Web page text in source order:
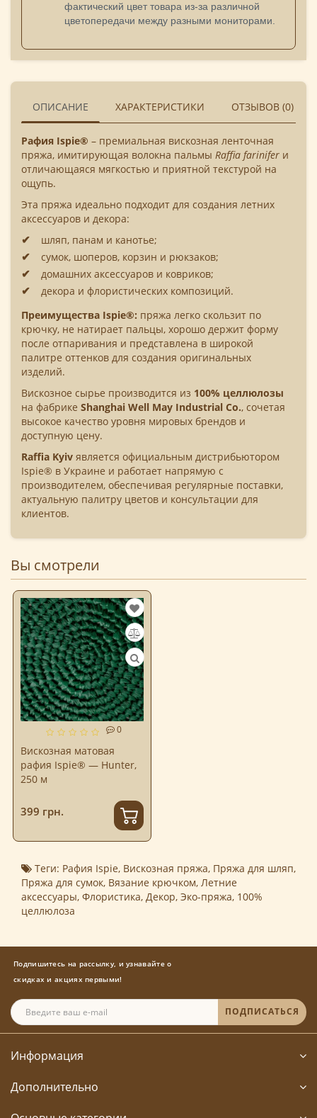
фактический цвет товара из-за различной
цветопередачи между разными мониторами.
ОПИСАНИЕ ХАРАКТЕРИСТИКИ ОТЗЫВОВ (0)
Рафия Ispie® – премиальная вискозная ленточная
пряжа, имитирующая волокна пальмы Raffia farinifer и
отличающаяся мягкостью и приятной текстурой на
ощупь.
Эта пряжа идеально подходит для создания летних
аксессуаров и декора:
шляп, панам и канотье;
сумок, шоперов, корзин и рюкзаков;
домашних аксессуаров и ковриков;
декора и флористических композиций.
Преимущества Ispie®: пряжа легко скользит по
крючку, не натирает пальцы, хорошо держит форму
после отпаривания и представлена в широкой
палитре оттенков для создания оригинальных
изделий.
Вискозное сырье производится из 100% целлюлозы
на фабрике Shanghai Well May Industrial Co., сочетая
высокое качество уровня мировых брендов и
доступную цену.
Raffia Kyiv является официальным дистрибьютором
Ispie® в Украине и работает напрямую с
производителем, обеспечивая регулярные поставки,
актуальную палитру цветов и консультации для
клиентов.
Вы смотрели
0
Вискозная матовая
рафия Ispie® — Hunter,
250 м
399 грн.
Теги: Рафия Ispie, Вискозная пряжа, Пряжа для шляп,
Пряжа для сумок, Вязание крючком, Летние
аксессуары, Флористика, Декор, Эко-пряжа, 100%
целлюлоза
Подпишитесь на рассылку, и узнавайте о
скидках и акциях первыми!
ПОДПИСАТЬСЯ
Информация
Дополнительно